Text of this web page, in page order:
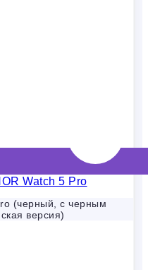
(черный, с черным
версия)